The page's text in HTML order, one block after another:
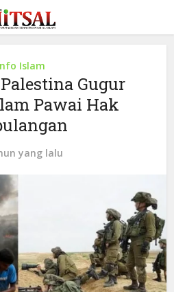
Islam
Gugur
Pawai Hak
yang lalu